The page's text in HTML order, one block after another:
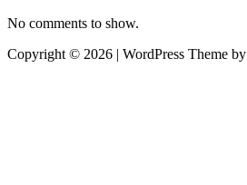
No comments to show.
Copyright © 2026 | WordPress Theme by